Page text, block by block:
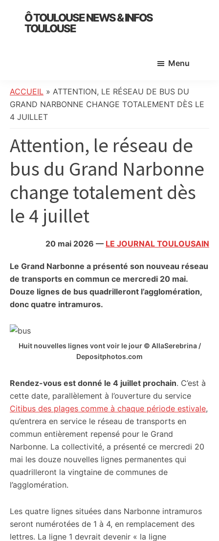
primary
Ô TOULOUSE NEWS & INFOS
TOULOUSE
:
info
locale,
culture,
politique,
météo,
divers
initiatives
Menu
ACCUEIL » ATTENTION, LE RÉSEAU DE BUS DU
GRAND NARBONNE CHANGE TOTALEMENT DÈS LE
4 JUILLET
Attention, le réseau de
bus du Grand Narbonne
change totalement dès
le 4 juillet
20 mai 2026 — LE JOURNAL TOULOUSAIN
Le Grand Narbonne a présenté son nouveau réseau
de transports en commun ce mercredi 20 mai.
Douze lignes de bus quadrilleront l’agglomération,
donc quatre intramuros.
Huit nouvelles lignes vont voir le jour © AllaSerebrina /
Depositphotos.com
Rendez-vous est donné le 4 juillet prochain. C’est à
cette date, parallèlement à l’ouverture du service
Citibus des plages comme à chaque période estivale,
qu’entrera en service le réseau de transports en
commun entièrement repensé pour le Grand
Narbonne. La collectivité, a présenté ce mercredi 20
mai les douze nouvelles lignes permanentes qui
quadrilleront la vingtaine de communes de
l’agglomération.
Les quatre lignes situées dans Narbonne intramuros
seront numérotées de 1 à 4, en remplacement des
lettres. La ligne 1 devrait devenir « la ligne